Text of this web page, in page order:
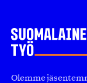
Olemme